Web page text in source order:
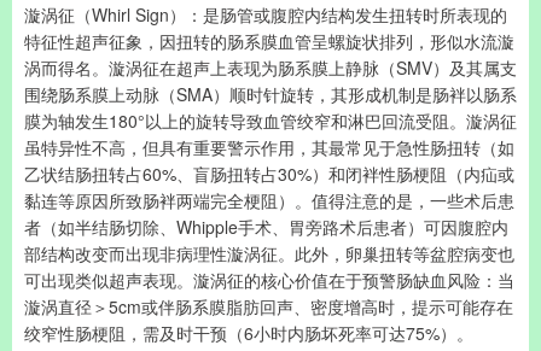
漩涡征（Whirl Sign）：是肠管或腹腔内结构发生扭转时所表现的
特征性超声征象，因扭转的肠系膜血管呈螺旋状排列，形似水流漩
涡而得名。漩涡征在超声上表现为肠系膜上静脉（SMV）及其属支
围绕肠系膜上动脉（SMA）顺时针旋转，其形成机制是肠袢以肠系
膜为轴发生180°以上的旋转导致血管绞窄和淋巴回流受阻。漩涡征
虽特异性不高，但具有重要警示作用，其最常见于急性肠扭转（如
乙状结肠扭转占60%、盲肠扭转占30%）和闭袢性肠梗阻（内疝或
黏连等原因所致肠袢两端完全梗阻）。值得注意的是，一些术后患
者（如半结肠切除、Whipple手术、胃旁路术后患者）可因腹腔内
部结构改变而出现非病理性漩涡征。此外，卵巢扭转等盆腔病变也
可出现类似超声表现。漩涡征的核心价值在于预警肠缺血风险：当
漩涡直径＞5cm或伴肠系膜脂肪回声、密度增高时，提示可能存在
绞窄性肠梗阻，需及时干预（6小时内肠坏死率可达75%）。